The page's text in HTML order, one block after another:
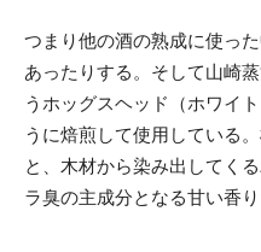
つまり他の酒の熟成に使っ
あったりする。そして山崎
うホッグスヘッド（ホワイ
うに焙煎して使用している
と、木材から染み出してく
ラ臭の主成分となる甘い香り